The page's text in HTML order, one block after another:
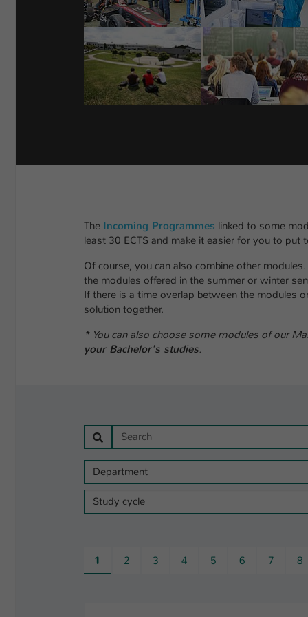
The Incoming Programmes linked to some
least 30 ECTS and make it easier for you to put
Of course, you can also combine other
the modules offered in the summer or winter
If there is a time overlap between the modules
solution together.
*You can also choose some modules of our
your Bachelor's studies.
Suche
Reset search modules
Department
Study cycle
1 2 3 4 5 6 7 8